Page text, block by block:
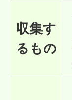
収集す
るもの